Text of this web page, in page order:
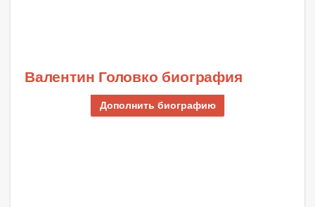
Валентин Головко биография
Дополнить биографию